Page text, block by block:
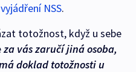
NSS.
totožnost, když u sebe
za vás zaručí jiná osoba,
doklad totožnosti u